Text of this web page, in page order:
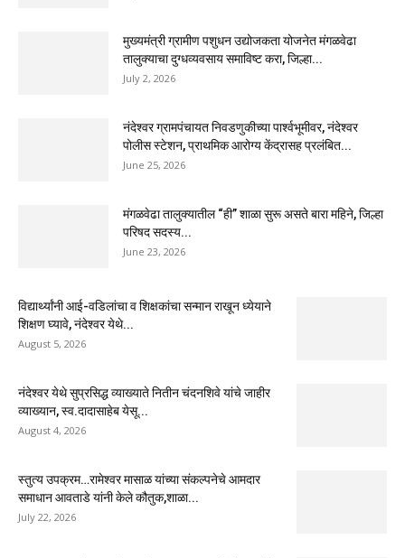
मुख्यमंत्री ग्रामीण पशुधन उद्योजकता योजनेत मंगळवेढा
तालुक्याचा दुग्धव्यवसाय समाविष्ट करा, जिल्हा...
July 2, 2026
नंदेश्वर ग्रामपंचायत निवडणुकीच्या पार्श्वभूमीवर, नंदेश्वर
पोलीस स्टेशन, प्राथमिक आरोग्य केंद्रासह प्रलंबित...
June 25, 2026
मंगळवेढा तालुक्यातील “ही” शाळा सुरू असते बारा महिने, जिल्हा
परिषद सदस्य...
June 23, 2026
विद्यार्थ्यांनी आई-वडिलांचा व शिक्षकांचा सन्मान राखून ध्येयाने
शिक्षण घ्यावे, नंदेश्वर येथे...
August 5, 2026
नंदेश्वर येथे सुप्रसिद्ध व्याख्याते नितीन चंदनशिवे यांचे जाहीर
व्याख्यान, स्व.दादासाहेब येसू...
August 4, 2026
स्तुत्य उपक्रम…रामेश्वर मासाळ यांच्या संकल्पनेचे आमदार
समाधान आवताडे यांनी केले कौतुक,शाळा...
July 22, 2026